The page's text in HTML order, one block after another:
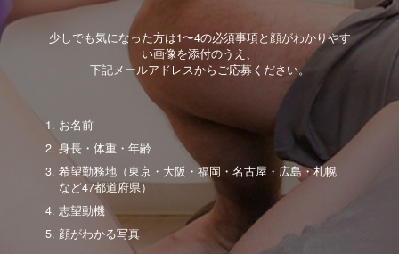
少しでも気になった方は1〜4の必須事項と顔がわかりやす
い画像を添付のうえ、
下記メールアドレスからご応募ください。
お名前
身長・体重・年齢
希望勤務地（東京・大阪・福岡・名古屋・広島・札幌
など47都道府県）
志望動機
顔がわかる写真